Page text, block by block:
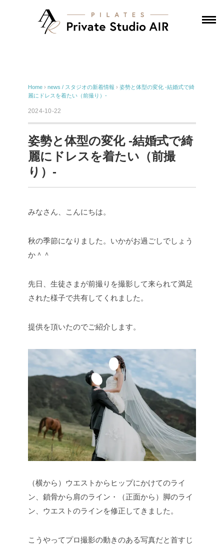
Home › news / スタジオの新着情報 › 姿勢と体型の変化 -結婚式で綺
麗にドレスを着たい（前撮り）-
2024-10-22
姿勢と体型の変化 -結婚式で綺
麗にドレスを着たい（前撮
り）-
みなさん、こんにちは。
秋の季節になりました。いかがお過ごしでしょう
か＾＾
先日、生徒さまが前撮りを撮影して来られて満足
された様子で共有してくれました。
提供を頂いたのでご紹介します。
（横から）ウエストからヒップにかけてのライ
ン、鎖骨から肩のライン・（正面から）脚のライ
ン、ウエストのラインを修正してきました。
こうやってプロ撮影の動きのある写真だと首すじ